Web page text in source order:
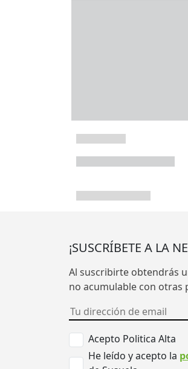
¡SUSCRÍBETE A LA
Al suscribirte obtendrás
no acumulable con otras
Acepto Politica Alta
He leído y acepto la